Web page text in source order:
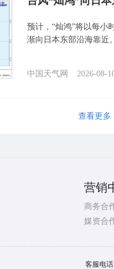
预计，“灿鸿”将以每小
渐向日本东部沿海靠近
中国天气网 2026-08-
查看更多
营销
商务合
媒资合
客服电